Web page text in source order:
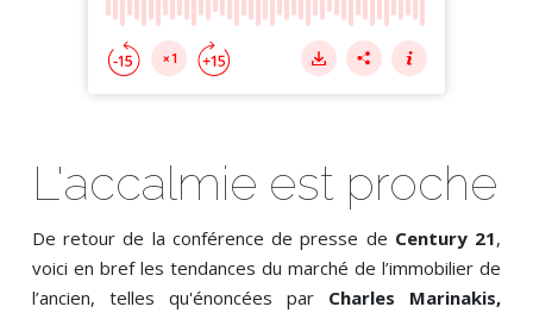
L'accalmie est proche
De retour de la conférence de presse de Century 21,
voici en bref les tendances du marché de l’immobilier de
l’ancien, telles qu'énoncées par Charles Marinakis,